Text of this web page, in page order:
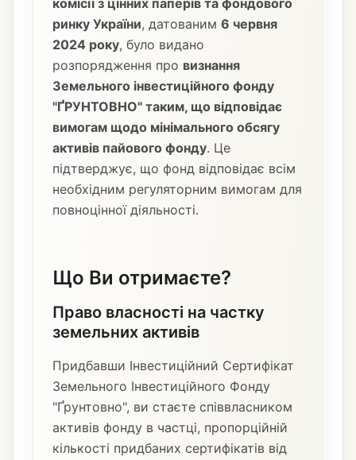
комісії з цінних паперів та фондового
ринку України, датованим 6 червня
2024 року, було видано
розпорядження про визнання
Земельного інвестиційного фонду
"ҐРУНТОВНО" таким, що відповідає
вимогам щодо мінімального обсягу
активів пайового фонду. Це
підтверджує, що фонд відповідає всім
необхідним регуляторним вимогам для
повноцінної діяльності.
Що Ви отримаєте?
Право власності на частку
земельних активів
Придбавши Інвестиційний Сертифікат
Земельного Інвестиційного Фонду
"Ґрунтовно", ви стаєте співвласником
активів фонду в частці, пропорційній
кількості придбаних сертифікатів від